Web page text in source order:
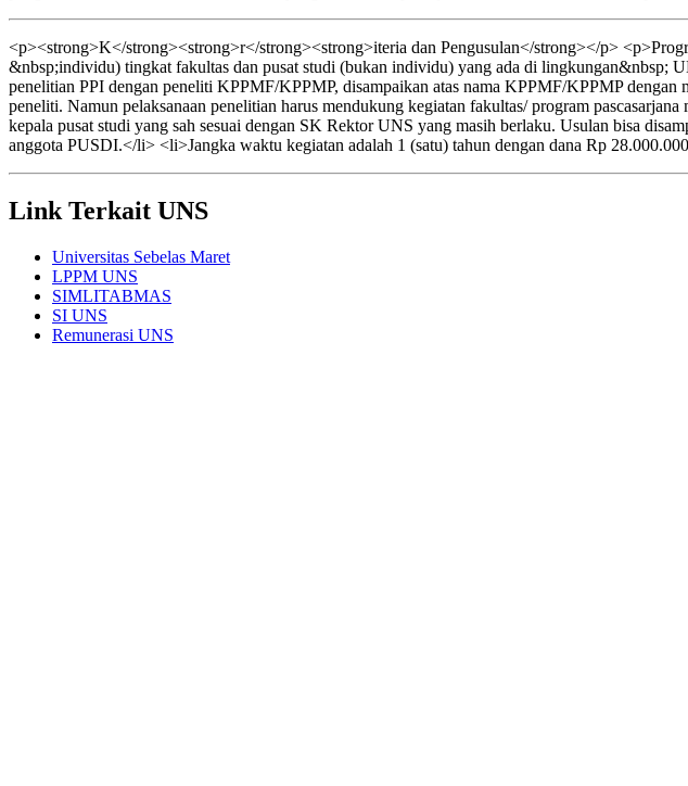
<p><strong>K</strong><strong>r</strong><strong>iteria dan Pengusulan</strong></p>
&nbsp;individu) tingkat fakultas dan pusat studi (bukan individu) yang ada di lingkungan&nbsp;
penelitian PPI dengan peneliti KPPMF/KPPMP, disampaikan atas nama KPPMF/KPPMP
peneliti. Namun pelaksanaan penelitian harus mendukung kegiatan fakultas/ program
kepala pusat studi yang sah sesuai dengan SK Rektor UNS yang masih berlaku. Usulan bisa
anggota PUSDI.</li> <li>Jangka waktu kegiatan adalah 1 (satu) tahun dengan dana Rp
Link Terkait UNS
Universitas Sebelas Maret
LPPM UNS
SIMLITABMAS
SI UNS
Remunerasi UNS